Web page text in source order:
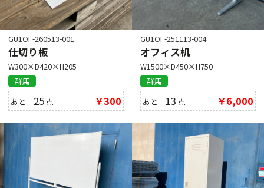
GU1OF-260513-001
仕切り板
W300×D420×H205
群馬
あと 25 点 ￥300
GU1OF-251113-004
オフィス机
W1500×D450×H750
群馬
あと 13 点 ￥6,000